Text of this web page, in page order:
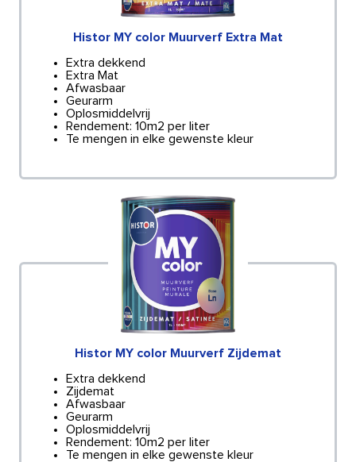
Histor MY color Muurverf Extra Mat
Extra dekkend
Extra Mat
Afwasbaar
Geurarm
Oplosmiddelvrij
Rendement: 10m2 per liter
Te mengen in elke gewenste kleur
Histor MY color Muurverf Zijdemat
Extra dekkend
Zijdemat
Afwasbaar
Geurarm
Oplosmiddelvrij
Rendement: 10m2 per liter
Te mengen in elke gewenste kleur